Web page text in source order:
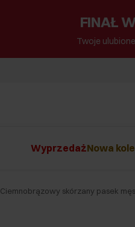
FINAŁ
Twoje
WyprzedażNowa
Ciemnobrązowy skórzany pasek